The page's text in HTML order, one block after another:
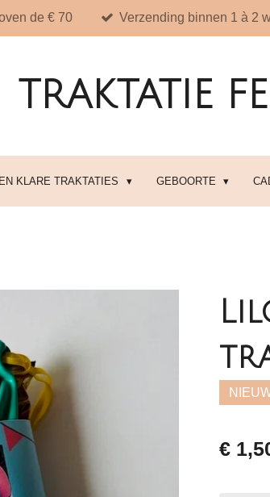
de € 70 Verzending binnen 1 à 2
TRAKTATIE
KLARE TRAKTATIES GEBOORTE
€